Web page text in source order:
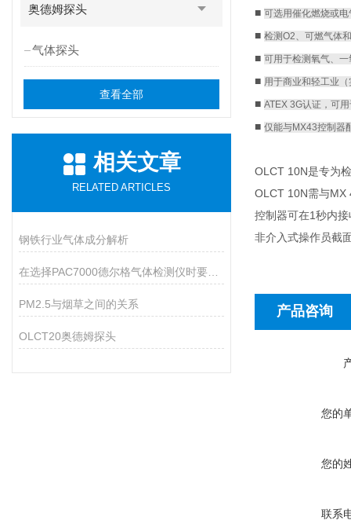
奥德姆探头
气体探头
查看全部
相关文章
RELATED ARTICLES
钢铁行业气体成分解析
PM2.5与烟草之间的关系
OLCT20奥德姆探头
■ 可选用催化燃烧或
■ 检测O2、可燃气体
■ 可用于检测氧气、
■ 用于商业和轻工业
■ ATEX 3G认证，可
■ 仅能与MX43控制器
OLCT 10N是专为
OLCT 10N需与MX
控制器可在1秒内
非介入式操作员截
产品咨询
您的
您的
联系